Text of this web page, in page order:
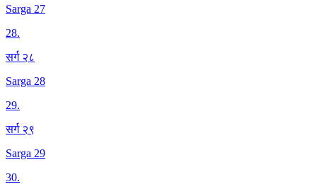
Sarga 27
28.
सर्ग २८
Sarga 28
29.
सर्ग २९
Sarga 29
30.